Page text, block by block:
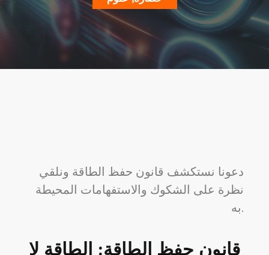
دعونا نستكشف قانون حفظ الطاقة ونلقي
نظرة على الشكوك والاستفهامات المحيطة
به.
قانون حفظ الطاقة: الطاقة لا